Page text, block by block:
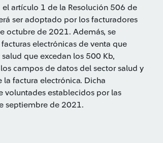
artículo 1 de la Resolución 506 de
ser adoptado por los facturadores
octubre de 2021. Además, se
electrónicas de venta que
que excedan los 500 Kb,
campos de datos del sector salud y
la factura electrónica. Dicha
voluntades establecidos por las
septiembre de 2021.